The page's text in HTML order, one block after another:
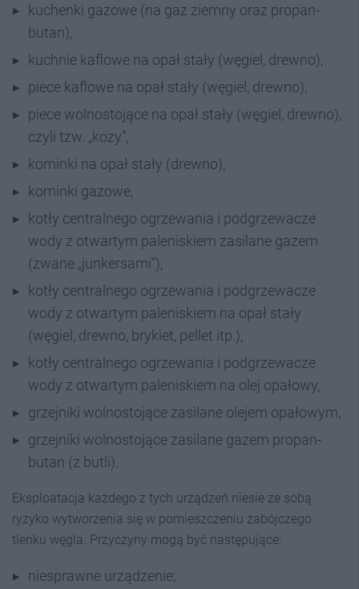
kuchenki gazowe (na gaz ziemny oraz propan-
butan),
kuchnie kaflowe na opał stały (węgiel, drewno),
piece kaflowe na opał stały (węgiel, drewno),
piece wolnostojące na opał stały (węgiel, drewno),
czyli tzw. „kozy”,
kominki na opał stały (drewno),
kominki gazowe,
kotły centralnego ogrzewania i podgrzewacze
wody z otwartym paleniskiem zasilane gazem
(zwane „junkersami”),
kotły centralnego ogrzewania i podgrzewacze
wody z otwartym paleniskiem na opał stały
(węgiel, drewno, brykiet, pellet itp.),
kotły centralnego ogrzewania i podgrzewacze
wody z otwartym paleniskiem na olej opałowy,
grzejniki wolnostojące zasilane olejem opałowym,
grzejniki wolnostojące zasilane gazem propan-
butan (z butli).
Eksploatacja każdego z tych urządzeń niesie ze sobą
ryzyko wytworzenia się w pomieszczeniu zabójczego
tlenku węgla. Przyczyny mogą być następujące:
niesprawne urządzenie;